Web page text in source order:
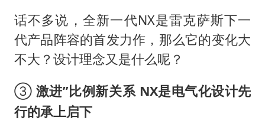
话不多说，全新一代NX是雷克萨斯下一
代产品阵容的首发力作，那么它的变化大
不大？设计理念又是什么呢？
③ 激进”比例新关系 NX是电气化设计先
行的承上启下